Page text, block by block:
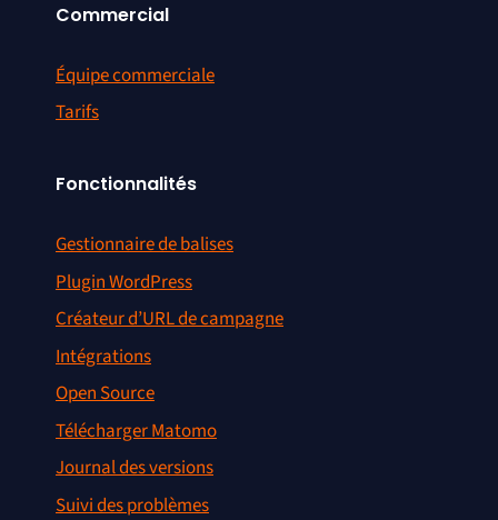
Commercial
Équipe commerciale
Tarifs
Fonctionnalités
Gestionnaire de balises
Plugin WordPress
Créateur d’URL de campagne
Intégrations
Open Source
Télécharger Matomo
Journal des versions
Suivi des problèmes